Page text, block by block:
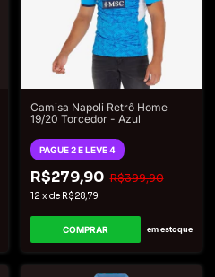
Camisa Napoli Retrô Home
19/20 Torcedor - Azul
PAGUE 2 E LEVE 4
R$279,90 R$399,90
12 xde R$28,79
COMPRAR em estoque